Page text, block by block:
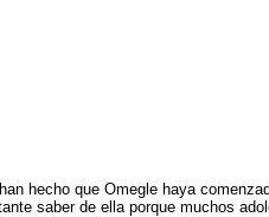
hecho que Omegle haya
saber de ella porque muchos